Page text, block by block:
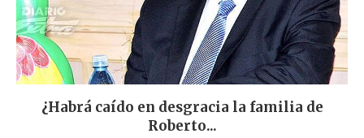
¿Habrá caído en desgracia la familia de
Roberto...